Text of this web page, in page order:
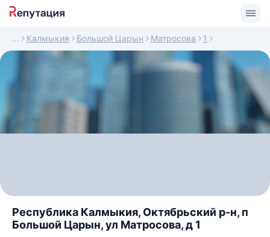
Калмыкия Большой Царын Матросова 1
Республика Калмыкия, Октябрьский р-н, п
Большой Царын, ул Матросова, д 1